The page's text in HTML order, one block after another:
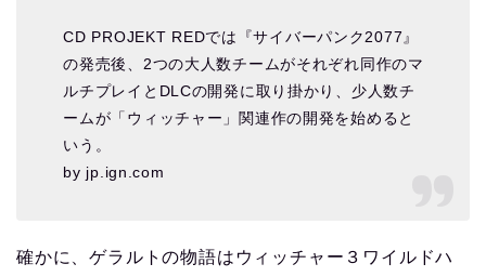
CD PROJEKT REDでは『サイバーパンク2077』
の発売後、2つの大人数チームがそれぞれ同作のマ
ルチプレイとDLCの開発に取り掛かり、少人数チ
ームが「ウィッチャー」関連作の開発を始めると
いう。
by jp.ign.com
確かに、ゲラルトの物語はウィッチャー３ワイルドハ